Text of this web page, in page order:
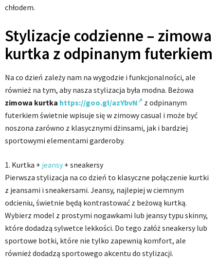
chłodem.
Stylizacje codzienne – zimowa
kurtka z odpinanym futerkiem
Na co dzień zależy nam na wygodzie i funkcjonalności, ale
również na tym, aby nasza stylizacja była modna. Beżowa
zimowa kurtka https://goo.gl/azYbvN
z odpinanym
futerkiem świetnie wpisuje się w zimowy casual i może być
noszona zarówno z klasycznymi dżinsami, jak i bardziej
sportowymi elementami garderoby.
1. Kurtka + jeansy + sneakersy
Pierwsza stylizacja na co dzień to klasyczne połączenie kurtki
z jeansami i sneakersami. Jeansy, najlepiej w ciemnym
odcieniu, świetnie będą kontrastować z beżową kurtką.
Wybierz model z prostymi nogawkami lub jeansy typu skinny,
które dodadzą sylwetce lekkości. Do tego załóż sneakersy lub
sportowe botki, które nie tylko zapewnią komfort, ale
również dodadzą sportowego akcentu do stylizacji.